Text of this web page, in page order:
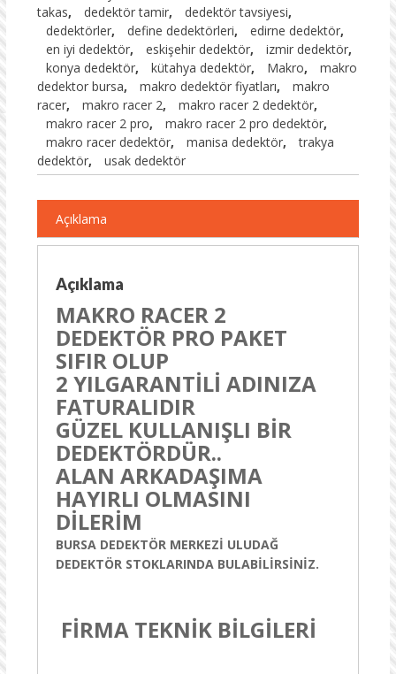
takas, dedektör tamir, dedektör tavsiyesi,
dedektörler, define dedektörleri, edirne dedektör,
en iyi dedektör, eskişehir dedektör, izmir dedektör,
konya dedektör, kütahya dedektör, Makro,
makro
dedektor bursa, makro dedektör fiyatları,
makro
racer, makro racer 2, makro racer 2 dedektör,
makro racer 2 pro, makro racer 2 pro dedektör,
makro racer dedektör, manisa dedektör,
trakya
dedektör, usak dedektör
Açıklama
Açıklama
MAKRO RACER 2
DEDEKTÖR PRO PAKET
SIFIR OLUP
2 YILGARANTİLİ ADINIZA
FATURALIDIR
GÜZEL KULLANIŞLI BİR
DEDEKTÖRDÜR..
ALAN ARKADAŞIMA
HAYIRLI OLMASINI
DİLERİM
BURSA DEDEKTÖR MERKEZİ ULUDAĞ
DEDEKTÖR STOKLARINDA BULABİLİRSİNİZ.
FİRMA TEKNİK BİLGİLERİ